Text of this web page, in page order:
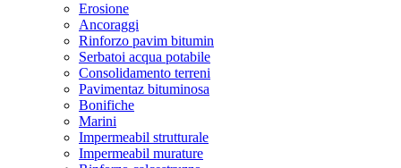
Erosione
Ancoraggi
Rinforzo pavim bitumin
Serbatoi acqua potabile
Consolidamento terreni
Pavimentaz bituminosa
Bonifiche
Marini
Impermeabil strutturale
Impermeabil murature